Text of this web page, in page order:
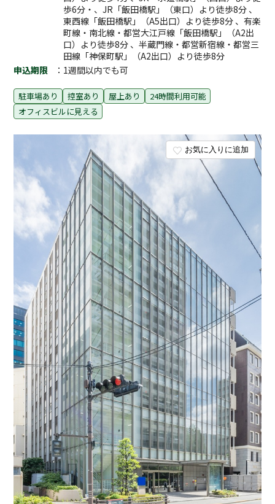
お気に入りに追加
歩6分・、JR「飯田橋駅」（東口）より徒歩8分 、
東西線「飯田橋駅」（A5出口）より徒歩8分 、有楽
町線・南北線・都営大江戸線「飯田橋駅」（A2出
口）より徒歩8分 、半蔵門線・都営新宿線・都営三
田線「神保町駅」（A2出口）より徒歩8分
申込期限
：1週間以内でも可
駐車場あり 控室あり 屋上あり
24時間利用可能
オフィスビルに見える